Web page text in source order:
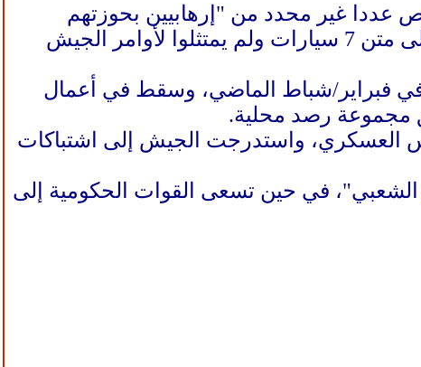
عددا غير محدد من "إرهابيين بحوزتهم
أسلحة" من قوات المعارضة المسلحة في القرية. وأضاف أنهم كانوا على متن 7 سيارات ولم يمتثلوا لأوامر الجيش
في فبراير/شباط الماضي، وسقط في أعمال
العسكري، واستدرجت الجيش إلى اشتباكات
في حين تسعى القوات الحكومية إلى